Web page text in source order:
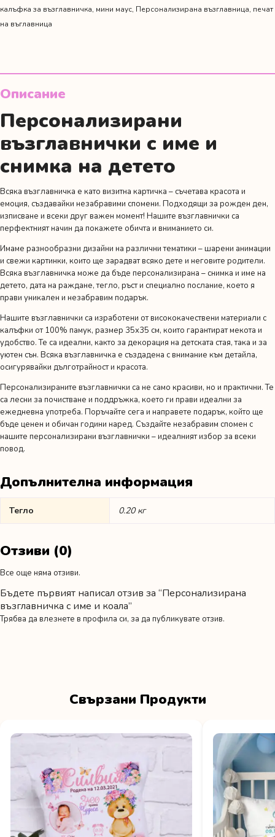
калъфка за възглавничка, мини маус, Персонализирана възглавница, печат
на въглавница
Описание
Персонализирани
възглавнички с име и
снимка на детето
Всяка възглавничка е като визитна картичка – съчетава красота и
емоция, създавайки незабравими спомени. Подходящи за рожден ден,
изписване и всеки друг важен момент! Нашите възглавнички са
перфектният начин да покажете обичта и вниманието си.
Имаме разнообразни дизайни на различни тематики – шарени анимации
и свежи картинки, които ще зарадват всяко дете и неговите родители.
Всяка възглавничка може да бъде персонализирана – снимка и име на
детето, дата на раждане, тегло, ръст и специално послание, което я
прави уникален и незабравим подарък.
Нашите възглавнички са изработени от висококачествени материали с
калъфки от 100% памук, размер 35х35 см, които гарантират мекота и
удобство. Те са идеални, както за декорация на детската стая, така и за
уютен сън. Всяка възглавничка е създадена с внимание към детайла,
осигурявайки дълготрайност и красота.
Персонализираните възглавнички са не само красиви, но и практични. Те
са лесни за почистване и поддръжка, което ги прави идеални за
ежедневна употреба. Поръчайте сега и направете подарък, който ще
бъде ценен и обичан години наред. Създайте незабравим спомен с
нашите персонализирани възглавнички – идеалният избор за всеки
повод.
Допълнителна информация
Тегло 0.20 кг
Отзиви (0)
Все още няма отзиви.
Бъдете първият написал отзив за “Персонализирана
възглавничка с име и коала”
Трябва да влезнете в профила си, за да публикувате отзив.
Свързани Продукти